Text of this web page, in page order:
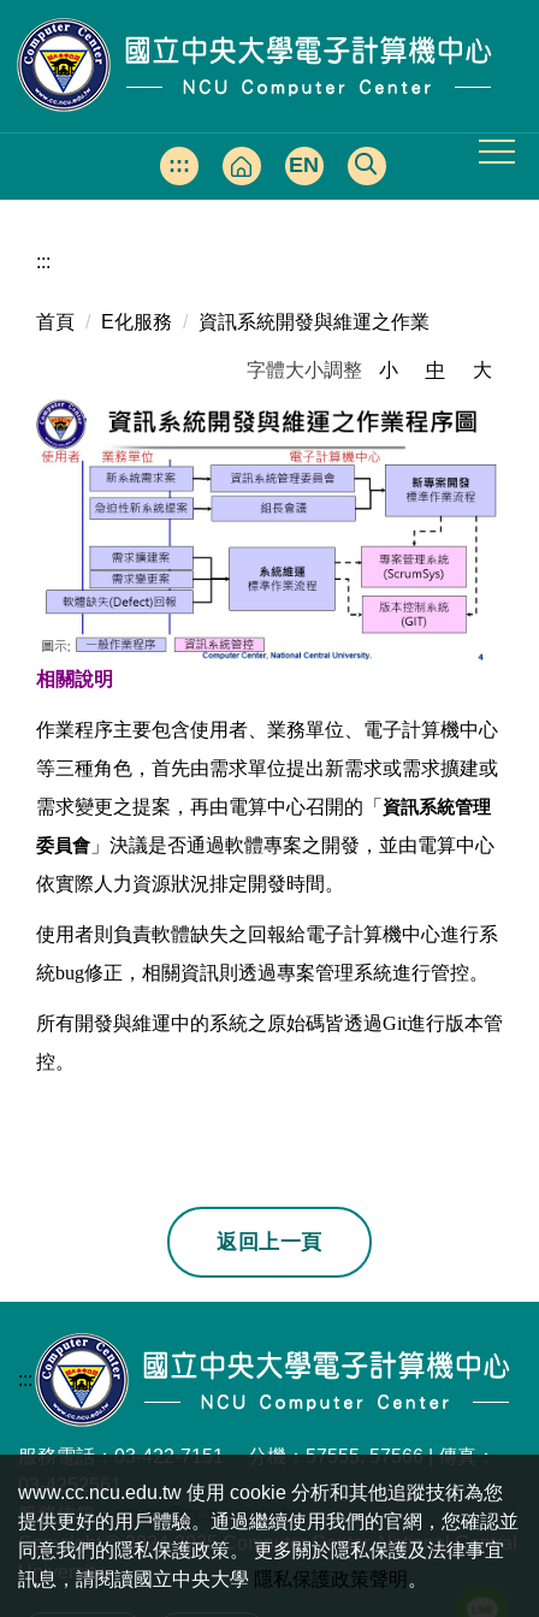
到
主
內
::: EN
:::
首頁 E化服務 資訊系統開發與維運之作業
字體大小調整 小 中 大
相關說明
作業程序主要包含使用者、業務單位、電子計算機中心
等三種角色，首先由需求單位提出新需求或需求擴建或
需求變更之提案，再由電算中心召開的「 資訊系統管理
委員會 」決議是否通過軟體專案之開發，並由電算中心
依實際人力資源狀況排定開發時間。
使用者則負責軟體缺失之回報給電子計算機中心進行系
統bug修正，相關資訊則透過專案管理系統進行管控。
所有開發與維運中的系統之原始碼皆透過Git進行版本管
控。
返回上一頁
:::
服務電話：03-422-7151 分機：57555, 57566 | 傳真：
03-4252561
服務信箱：ncucc@cc.ncu.edu.tw
Copyright © 2024-2025 Computer Center, National Central
University.
www.cc.ncu.edu.tw 使用 cookie 分析和其他追蹤技術為您
提供更好的用戶體驗。通過繼續使用我們的官網，您確認並
同意我們的隱私保護政策。 更多關於隱私保護及法律事宜
訊息，請閱讀國立中央大學 隱私保護政策聲明 。